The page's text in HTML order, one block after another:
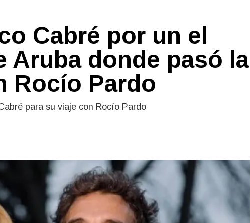
Cabré por un el
Aruba donde pasó la
Rocío Pardo
para su viaje con Rocío Pardo